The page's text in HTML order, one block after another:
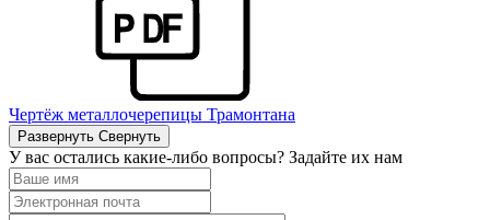
Чертёж металлочерепицы Трамонтана
Развернуть Свернуть
У вас остались какие-либо вопросы? Задайте их нам